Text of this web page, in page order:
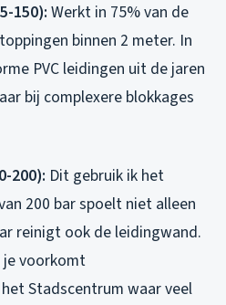
150): Werkt in 75% van de
binnen 2 meter. In
PVC leidingen uit de jaren
bij complexere blokkages
200): Dit gebruik ik het
200 bar spoelt niet alleen
reinigt ook de leidingwand.
je voorkomt
Stadscentrum waar veel